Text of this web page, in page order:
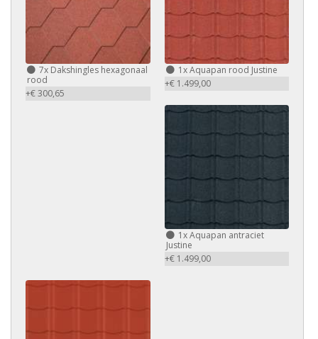
7x Dakshingles hexagonaal
rood
+€ 300,65
1x Aquapan rood Justine
+€ 1.499,00
1x Aquapan antraciet
Justine
+€ 1.499,00